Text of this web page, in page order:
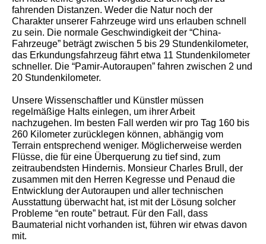
fahrenden Distanzen. Weder die Natur noch der
Charakter unserer Fahrzeuge wird uns erlauben schnell
zu sein. Die normale Geschwindigkeit der “China-
Fahrzeuge” beträgt zwischen 5 bis 29 Stundenkilometer,
das Erkundungsfahrzeug fährt etwa 11 Stundenkilometer
schneller. Die “Pamir-Autoraupen” fahren zwischen 2 und
20 Stundenkilometer.
Unsere Wissenschaftler und Künstler müssen
regelmäßige Halts einlegen, um ihrer Arbeit
nachzugehen. Im besten Fall werden wir pro Tag 160 bis
260 Kilometer zurücklegen können, abhängig vom
Terrain entsprechend weniger. Möglicherweise werden
Flüsse, die für eine Überquerung zu tief sind, zum
zeitraubendsten Hindernis. Monsieur Charles Brull, der
zusammen mit den Herren Kegresse und Penaud die
Entwicklung der Autoraupen und aller technischen
Ausstattung überwacht hat, ist mit der Lösung solcher
Probleme “en route” betraut. Für den Fall, dass
Baumaterial nicht vorhanden ist, führen wir etwas davon
mit.